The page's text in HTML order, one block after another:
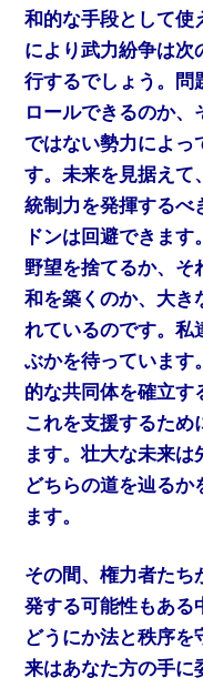
和的な手段として使
により武力紛争は次
行するでしょう。問
ロールできるのか、
ではない勢力によっ
す。未来を見据えて
統制力を発揮するべ
ドンは回避できます
野望を捨てるか、そ
和を築くのか、大き
れているのです。私
ぶかを待っています
的な共同体を確立す
これを支援するため
ます。壮大な未来
どちらの道を辿るか
ます。
その間、権力者たち
発する可能性もある
どうにか法と秩序を
来はあなた方の手に